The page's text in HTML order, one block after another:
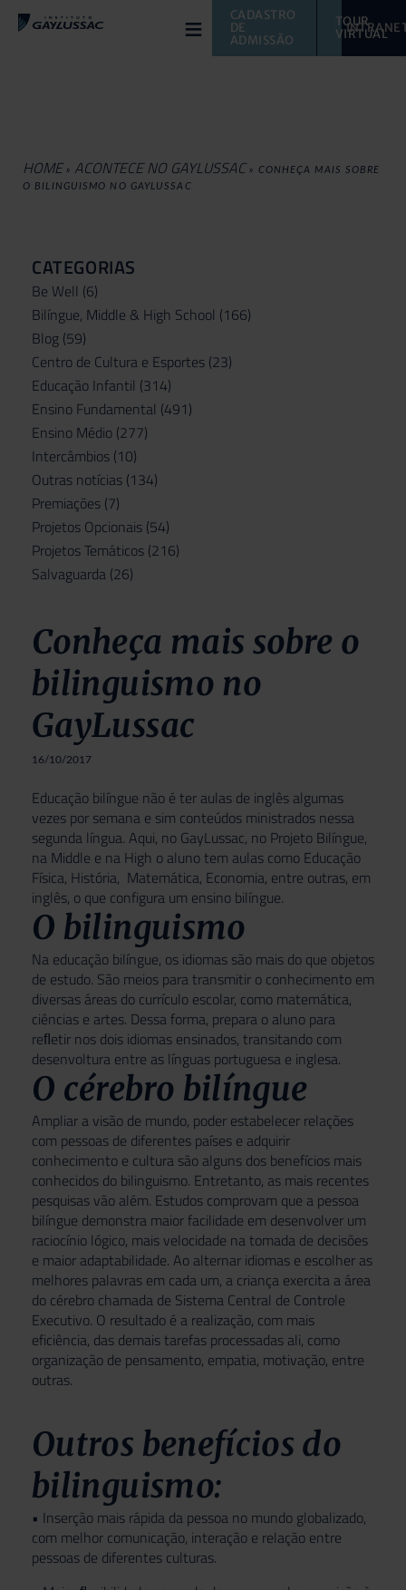
≡
CADASTRO
DE
ADMISSÃO
TOUR
VIRTUAL
HOME » ACONTECE NO GAYLUSSAC » CONHEÇA MAIS SOBRE
O BILINGUISMO NO GAYLUSSAC
CATEGORIAS
Be Well (6)
Bilíngue, Middle & High School (166)
Blog (59)
Centro de Cultura e Esportes (23)
Educação Infantil (314)
Ensino Fundamental (491)
Ensino Médio (277)
Intercâmbios (10)
Outras notícias (134)
Premiações (7)
Projetos Opcionais (54)
Projetos Temáticos (216)
Salvaguarda (26)
Conheça mais sobre o
bilinguismo no
GayLussac
16/10/2017
Educação bilíngue não é ter aulas de inglês algumas
vezes por semana e sim conteúdos ministrados nessa
segunda língua. Aqui, no GayLussac, no Projeto Bilíngue,
na Middle e na High o aluno tem aulas como Educação
Física, História, Matemática, Economia, entre outras, em
inglês, o que configura um ensino bilíngue.
O bilinguismo
Na educação bilíngue, os idiomas são mais do que objetos
de estudo. São meios para transmitir o conhecimento em
diversas áreas do currículo escolar, como matemática,
ciências e artes. Dessa forma, prepara o aluno para
reﬂetir nos dois idiomas ensinados, transitando com
desenvoltura entre as línguas portuguesa e inglesa.
O cérebro bilíngue
Ampliar a visão de mundo, poder estabelecer relações
com pessoas de diferentes países e adquirir
conhecimento e cultura são alguns dos benefícios mais
conhecidos do bilinguismo. Entretanto, as mais recentes
pesquisas vão além. Estudos comprovam que a pessoa
bilíngue demonstra maior facilidade em desenvolver um
raciocínio lógico, mais velocidade na tomada de decisões
e maior adaptabilidade. Ao alternar idiomas e escolher as
melhores palavras em cada um, a criança exercita a área
do cérebro chamada de Sistema Central de Controle
Executivo. O resultado é a realização, com mais
eficiência, das demais tarefas processadas ali, como
organização de pensamento, empatia, motivação, entre
outras.
Outros benefícios do
bilinguismo:
• Inserção mais rápida da pessoa no mundo globalizado,
com melhor comunicação, interação e relação entre
pessoas de diferentes culturas.